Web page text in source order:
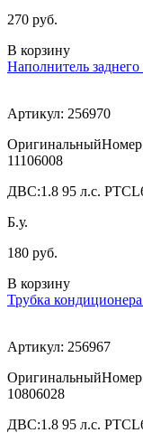
270 руб.
В корзину
Наполнитель
Артикул: 256970
11106008
ДВС:1.8 95 л.с.
Б.у.
180 руб.
В корзину
Трубка
Артикул: 256967
10806028
ДВС:1.8 95 л.с.